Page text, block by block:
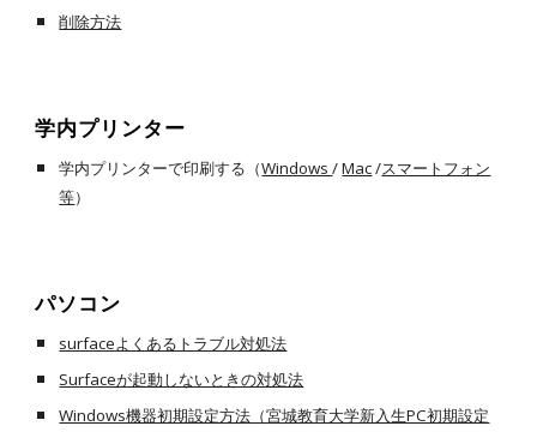
削除方法
学内プリンター
学内プリンターで印刷する（Windows/Mac/スマートフォン
等）
パソコン
surfaceよくあるトラブル対処法
Surfaceが起動しないときの対処法
Windows機器初期設定方法（宮城教育大学新入生PC初期設定